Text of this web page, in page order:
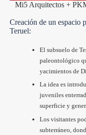
Mi5 Arquitectos +
Creación de un espacio
Teruel:
El subsuelo de
paleontológico
yacimientos de
La idea es
juveniles
superficie y
Los visitantes
subterráneo,